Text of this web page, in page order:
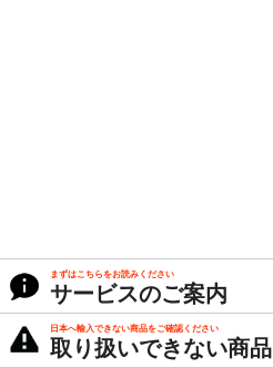
まずはこちらをお読みください
サービスのご案内
日本へ輸入できない商品をご確認ください
取り扱いできない商品